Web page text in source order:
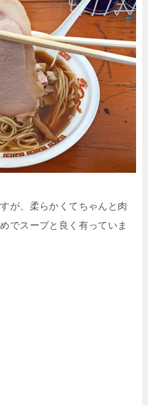
が、柔らかくてちゃんと肉
でスープと良く有っていま